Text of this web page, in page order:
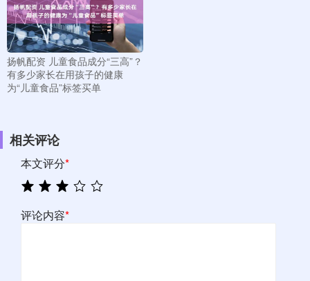
扬帆配资 儿童食品成分“三高”？
有多少家长在用孩子的健康
为“儿童食品”标签买单
相关评论
本文评分*
评论内容*